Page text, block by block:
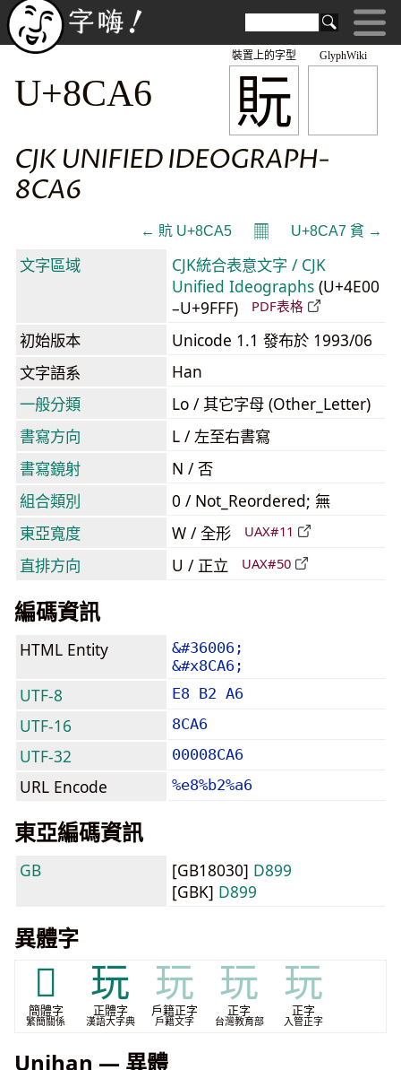
GlyphWiki
貦
裝置上的字型
U+8CA6
CJK UNIFIED IDEOGRAPH-
8CA6
← 貥 U+8CA5 𝄜 U+8CA7 貧 →
文字區域
CJK統合表意文字 / CJK
Unified Ideographs (U+4E00
–U+9FFF)
PDF表格
初始版本
Unicode 1.1 發布於 1993/06
文字語系
Han
一般分類
Lo / 其它字母 (Other_Letter)
書寫方向
L / 左至右書寫
書寫鏡射
N / 否
組合類別
0 / Not_Reordered; 無
東亞寬度
W / 全形 UAX#11
直排方向 U / 正立 UAX#50
編碼資訊
HTML Entity
&#36006;
&#x8CA6;
UTF-8 E8 B2 A6
UTF-16 8CA6
UTF-32 00008CA6
URL Encode %e8%b2%a6
東亞編碼資訊
GB [GB18030] D899
[GBK] D899
異體字
𰷡
簡體字
繁簡關係
玩
正體字
漢語大字典
玩
戶籍正字
戶籍文字
玩
正字
台灣教育部
玩
正字
入管正字
Unihan — 異體